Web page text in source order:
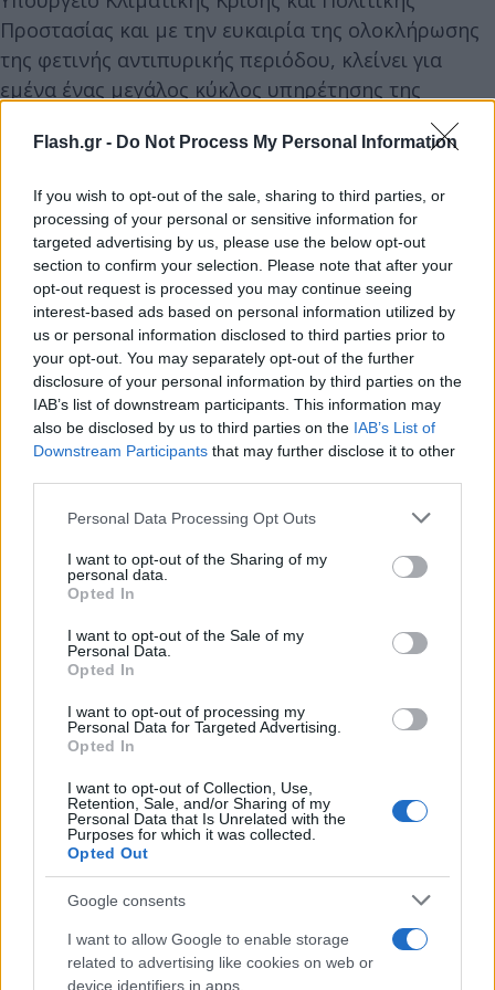
Flash.gr - Do Not Process My Personal Information
If you wish to opt-out of the sale, sharing to third parties, or
processing of your personal or sensitive information for
targeted advertising by us, please use the below opt-out
section to confirm your selection. Please note that after your
opt-out request is processed you may continue seeing
interest-based ads based on personal information utilized by
us or personal information disclosed to third parties prior to
your opt-out. You may separately opt-out of the further
disclosure of your personal information by third parties on the
IAB’s list of downstream participants. This information may
also be disclosed by us to third parties on the IAB’s List of
Downstream Participants that may further disclose it to other
Please note that this website/app uses one or more Google
not limited to your visit or usage behaviour. You may click to
grant or deny consent to Google and its third-party tags to
use your data for below specified purposes in below Google
consent section.
Personal Data Processing Opt Outs
I want to opt-out of the Sharing of my
personal data.
Opted In
I want to opt-out of the Sale of my
Personal Data.
Opted In
I want to opt-out of processing my
Personal Data for Targeted Advertising.
Opted In
I want to opt-out of Collection, Use,
Retention, Sale, and/or Sharing of my
Personal Data that Is Unrelated with the
Purposes for which it was collected.
Opted Out
Google consents
I want to allow Google to enable storage
related to advertising like cookies on web or
device identifiers in apps.
Προστασίας και με την ευκαιρία της ολοκλήρωσης
της φετινής αντιπυρικής περιόδου, κλείνει για
εμένα ένας μεγάλος κύκλος υπηρέτησης της
Χώρας. Αποχωρώντας λοιπόν, θέλω να
συνέβαλαν στην προσπάθεια δημιουργίας του
Μηχανισμού αντιμετώπισης των φυσικών
καταστροφών και του νέου Πυροσβεστικού
Σώματος. Μα πάνω από όλους θέλω να
ευχαριστήσω τον πρωθυπουργό μας, τον Κυριάκο
Μητσοτάκη, για την τιμή που μου έκανε και την
εμπιστοσύνη που μου έδειξε, αναθέτοντάς μου
αυτή την υψηλών απαιτήσεων αποστολή. Είναι
εκείνος που πρώτος προέβλεψε και μίλησε για
κλιματική κρίση και είδε την ανάγκη δημιουργίας
ενός ξεχωριστού Υπουργείου και με την δική του
σύγχρονο Πυροσβεστικό Σώμα».
Κεφαλογιάννης: «Η παρακαταθήκη του στο
Υπουργείο θα είναι πάντα ζωντανή και
έντονη»
Σε δήλωσή του για την αποχώρηση του Ευάγγελου
Τουρνά, ο υπουργού Κλιματικής Κρίσης και
Πολιτικής Προστασίας Γιάννης Κεφαλογιάννης
τόνισε: ««Με βαθύ σεβασμό και ειλικρινή
συγκίνηση θέλω να εκφράσω τις θερμότερες
ευχαριστίες μου προς τον υφυπουργό κ. Ευάγγελο
Τουρνά, έναν πολύτιμο συνεργάτη μου, για την
εξαιρετική και πολυδιάστατη προσφορά του στο